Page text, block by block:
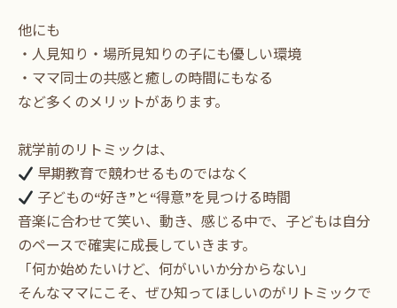
他にも
・人見知り・場所見知りの子にも優しい環境
・ママ同士の共感と癒しの時間にもなる
など多くのメリットがあります。
就学前のリトミックは、
早期教育で競わせるものではなく
子どもの“好き”と“得意”を見つける時間
音楽に合わせて笑い、動き、感じる中で、子どもは自分
のペースで確実に成長していきます。
「何か始めたいけど、何がいいか分からない」
そんなママにこそ、ぜひ知ってほしいのがリトミックで